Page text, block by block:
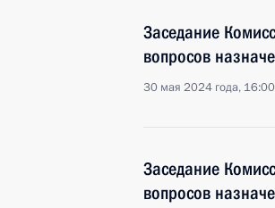
Заседание
вопросов
30 мая 2024 года, 16:00
Заседание
вопросов